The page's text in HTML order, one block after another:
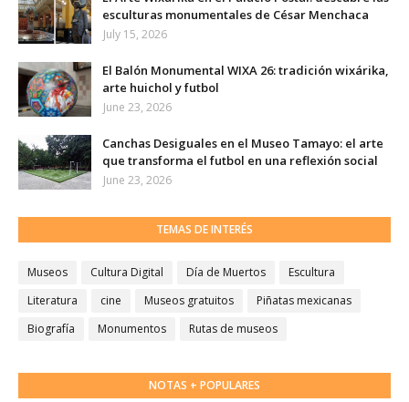
esculturas monumentales de César Menchaca
July 15, 2026
El Balón Monumental WIXA 26: tradición wixárika,
arte huichol y futbol
June 23, 2026
Canchas Desiguales en el Museo Tamayo: el arte
que transforma el futbol en una reflexión social
June 23, 2026
TEMAS DE INTERÉS
Museos Cultura Digital Día de Muertos
Escultura
Literatura
cine Museos gratuitos
Piñatas mexicanas
Biografía
Monumentos Rutas de museos
NOTAS + POPULARES